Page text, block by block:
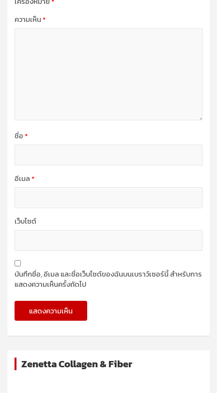
ความเห็น*
ชื่อ*
อีเมล*
เว็บไซต์
บันทึกชื่อ, อีเมล และชื่อเว็บไซต์ของฉันบนเบราว์เซอร์นี้ สำหรับการ
แสดงความเห็นครั้งถัดไป
Zenetta Collagen & Fiber